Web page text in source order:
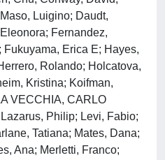
Luigino; Daudt,
Fernandez,
Erica E; Hayes,
Rolando; Holcatova,
Kristina; Koifman,
VECCHIA, CARLO
Philip; Levi, Fabio;
Tatiana; Mates, Dana;
Ana; Merletti, Franco;